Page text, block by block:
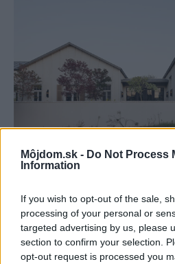
Môjdom.sk - Do Not Process
Information
If you wish to opt-out of the sale,
processing of your personal or
targeted advertising by us, please
section to confirm your selection.
opt-out request is processed you
Deti už odrástli, tak si
svoj život i pre vnúčatá